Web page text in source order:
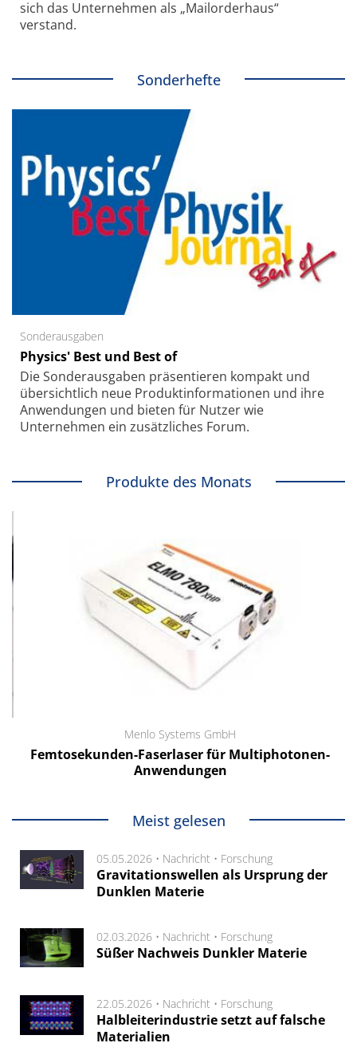
sich das Unternehmen als „Mailorderhaus“
verstand.
Sonderhefte
Sonderausgaben
Physics' Best und Best of
Die Sonder­ausgaben präsentieren kompakt und
übersichtlich neue Produkt­informationen und ihre
Anwendungen und bieten für Nutzer wie
Unternehmen ein zusätzliches Forum.
Produkte des Monats
Menlo Systems GmbH
Femtosekunden-Faserlaser für Multiphotonen-
Anwendungen
Meist gelesen
05.05.2026 • Nachricht • Forschung
Gravitationswellen als Ursprung der
Dunklen Materie
02.03.2026 • Nachricht • Forschung
Süßer Nachweis Dunkler Materie
22.05.2026 • Nachricht • Forschung
Halbleiterindustrie setzt auf falsche
Materialien